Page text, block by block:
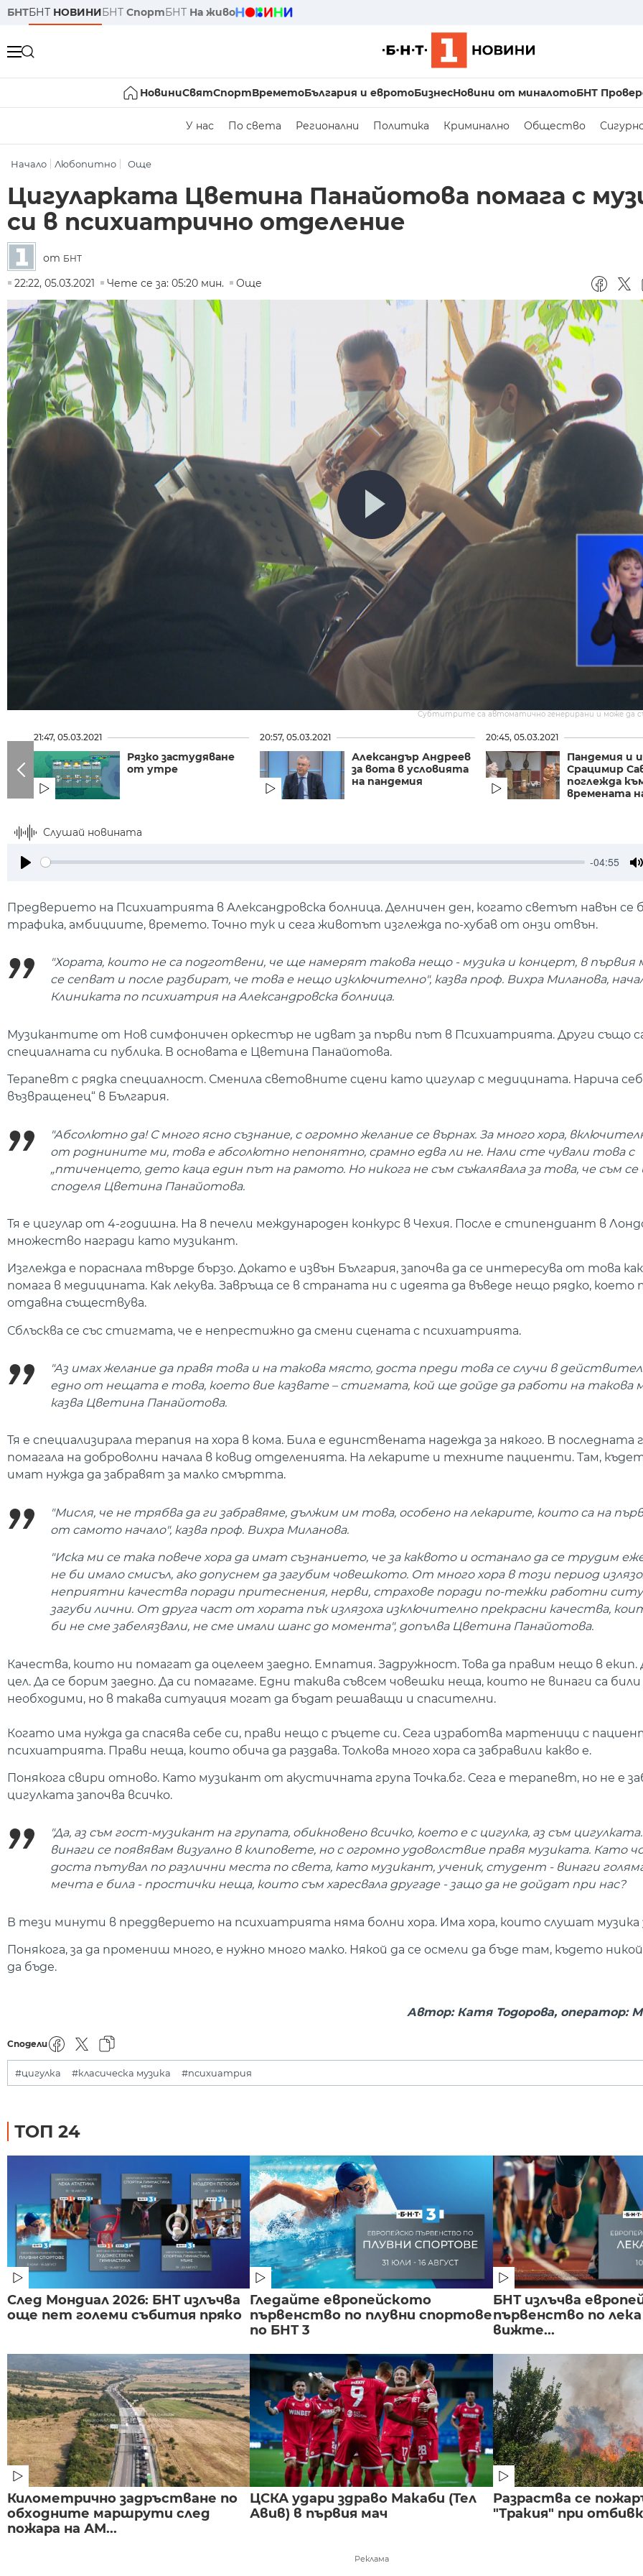
БНТБНТ НОВИНИБНТ СпортБНТ На живо
НовиниСвятСпортВреметоБългария и евротоБизнесНовини от миналотоБНТ
У нас По света Регионални Политика Криминално Общество
Начало Любопитно Още
Цигуларката Цветина Панайотова помага с
си в психиатрично отделение
от БНТ
22:22, 05.03.2021
Чете се за: 05:20 мин. Още
Субтитрите са автоматично генерирани и може да
21:47, 05.03.2021
Рязко застудяване
от утре
20:57, 05.03.2021
Александър Андреев
за вота в условията
на пандемия
20:45, 05.03.2021
Пандемия и
Срацимир
поглежда
времената
Слушай новината
-04:55
Предверието на Психиатрията в Александровска болница. Делничен ден, когато светът навън се
трафика, амбициите, времето. Точно тук и сега животът изглежда по-хубав от онзи отвън.
"Хората, които не са подготвени, че ще намерят такова нещо - музика и концерт, в
се сепват и после разбират, че това е нещо изключително", казва проф. Вихра Миланова,
Клиниката по психиатрия на Александровска болница.
Музикантите от Нов симфоничен оркестър не идват за първи път в Психиатрията. Други също
специалната си публика. В основата е Цветина Панайотова.
Терапевт с рядка специалност. Сменила световните сцени като цигулар с медицината. Нарича
възвращенец“ в България.
"Абсолютно да! С много ясно съзнание, с огромно желание се върнах. За много хора,
от роднините ми, това е абсолютно непонятно, срамно едва ли не. Нали сте чували това с
„птиченцето, дето каца един път на рамото. Но никога не съм съжалявала за това, че съм се
споделя Цветина Панайотова.
Тя е цигулар от 4-годишна. На 8 печели международен конкурс в Чехия. После е стипендиант в
множество награди като музикант.
Изглежда е пораснала твърде бързо. Докато е извън България, започва да се интересува от това
помага в медицината. Как лекува. Завръща се в страната ни с идеята да въведе нещо рядко, което
отдавна съществува.
Сблъсква се със стигмата, че е непрестижно да смени сцената с психиатрията.
"Аз имах желание да правя това и на такова място, доста преди това се случи в
едно от нещата е това, което вие казвате – стигмата, кой ще дойде да работи на такова
казва Цветина Панайотова.
Тя е специализирала терапия на хора в кома. Била е единствената надежда за някого. В последната
помагала на доброволни начала в ковид отделенията. На лекарите и техните пациенти. Там,
имат нужда да забравят за малко смъртта.
"Мисля, че не трябва да ги забравяме, дължим им това, особено на лекарите, които са на
от самото начало", казва проф. Вихра Миланова.
"Иска ми се така повече хора да имат съзнанието, че за каквото и останало да се трудим
не би имало смисъл, ако допуснем да загубим човешкото. От много хора в този период
неприятни качества поради притеснения, нерви, страхове поради по-тежки работни
загуби лични. От друга част от хората пък излязоха изключително прекрасни качества,
би не сме забелязвали, не сме имали шанс до момента", допълва Цветина Панайотова.
Качества, които ни помагат да оцелеем заедно. Емпатия. Задружност. Това да правим нещо в
цел. Да се борим заедно. Да си помагаме. Едни такива съвсем човешки неща, които не винаги са
необходими, но в такава ситуация могат да бъдат решаващи и спасителни.
Когато има нужда да спасява себе си, прави нещо с ръцете си. Сега изработва мартеници с
психиатрията. Прави неща, които обича да раздава. Толкова много хора са забравили какво е.
Понякога свири отново. Като музикант от акустичната група Точка.бг. Сега е терапевт, но не е
цигулката започва всичко.
"Да, аз съм гост-музикант на групата, обикновено всичко, което е с цигулка, аз съм
винаги се появявам визуално в клиповете, но с огромно удоволствие правя музиката. Като
доста пътувал по различни места по света, като музикант, ученик, студент - винаги
мечта е била - простички неща, които съм харесвала другаде - защо да не дойдат при нас?
В тези минути в преддверието на психиатрията няма болни хора. Има хора, които слушат музика
Понякога, за да промениш много, е нужно много малко. Някой да се осмели да бъде там, където никой
да бъде.
Автор: Катя Тодорова, оператор:
Сподели
#цигулка #класическа музика #психиатрия
ТОП 24
След Мондиал 2026: БНТ излъчва
още пет големи събития пряко
Гледайте европейското
първенство по плувни спортове
по БНТ 3
БНТ излъчва
първенство по
вижте...
Километрично задръстване по
обходните маршрути след
пожара на АМ...
ЦСКА удари здраво Макаби (Тел
Авив) в първия мач
Разраства се
"Тракия" при
Реклама